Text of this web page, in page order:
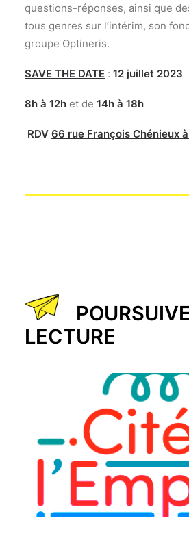
questions-réponses, ainsi que
tous genres sur l’intérim, son
groupe Optineris.
SAVE THE DATE : 12 juillet 2023
8h à 12h et de 14h à 18h
RDV 66 rue François Chénieux
LECTURE